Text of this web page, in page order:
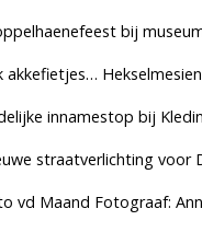
bij museum
akkefietjes…
innamestop bij
straatverlichting voor De
vd Maand Fotograaf: